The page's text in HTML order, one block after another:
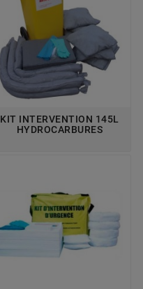
KIT INTERVENTION 145L
HYDROCARBURES